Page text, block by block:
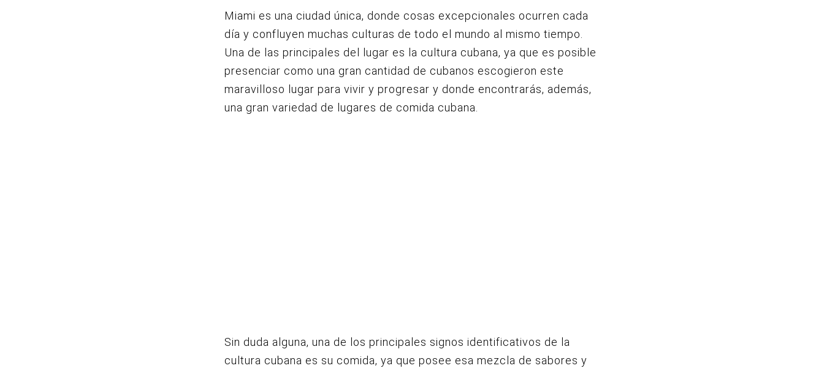
Miami es una ciudad única, donde cosas excepcionales ocurren cada
día y confluyen muchas culturas de todo el mundo al mismo tiempo.
Una de las principales del lugar es la cultura cubana, ya que es posible
presenciar como una gran cantidad de cubanos escogieron este
maravilloso lugar para vivir y progresar y donde encontrarás, además,
una gran variedad de lugares de comida cubana.
Sin duda alguna, una de los principales signos identificativos de la
cultura cubana es su comida, ya que posee esa mezcla de sabores y